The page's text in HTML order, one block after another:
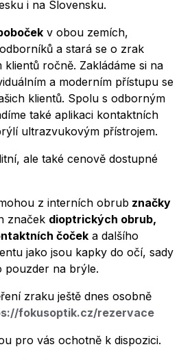
i na Slovensku.
v obou zemích,
a stará se o zrak
klientů ročně. Zakládáme si na
a moderním přístupu se
klientů. Spolu s odborným
také aplikaci kontaktních
ultrazvukovým přístrojem.
ale také cenově dostupné
z interních obrub značky
značek dioptrických obrub,
čoček a dalšího
jako jsou kapky do očí, sady
pouzder na brýle.
zraku ještě dnes osobně
fokusoptik.cz/rezervace
pro vás ochotně k dispozici.